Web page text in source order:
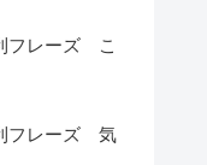
フレーズ こ
フレーズ 気